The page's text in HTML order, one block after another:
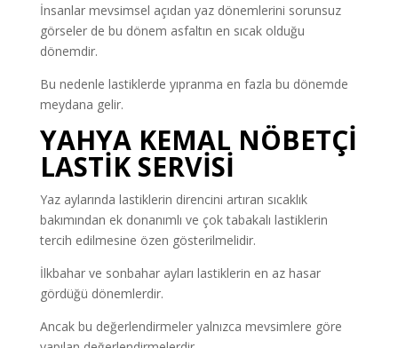
İnsanlar mevsimsel açıdan yaz dönemlerini sorunsuz
görseler de bu dönem asfaltın en sıcak olduğu
dönemdir.
Bu nedenle lastiklerde yıpranma en fazla bu dönemde
meydana gelir.
YAHYA KEMAL NÖBETÇİ
LASTİK SERVİSİ
Yaz aylarında lastiklerin direncini artıran sıcaklık
bakımından ek donanımlı ve çok tabakalı lastiklerin
tercih edilmesine özen gösterilmelidir.
İlkbahar ve sonbahar ayları lastiklerin en az hasar
gördüğü dönemlerdir.
Ancak bu değerlendirmeler yalnızca mevsimlere göre